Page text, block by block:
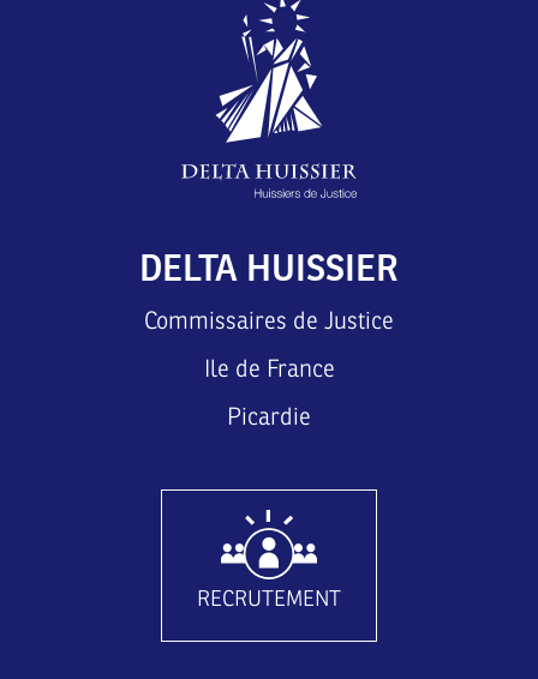
RECRUTEMENT
DELTA HUISSIER
Commissaires de Justice
Ile de France
Picardie